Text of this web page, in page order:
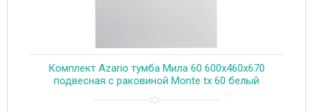
Комплект Azario тумба Мила 60 600х460х670
подвесная с раковиной Monte tx 60 белый